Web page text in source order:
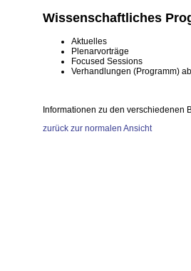
Wissenschaftliches
Aktuelles
Plenarvorträge
Focused Sessions
Verhandlungen (Programm)
Informationen zu den verschiedenen
zurück zur normalen Ansicht